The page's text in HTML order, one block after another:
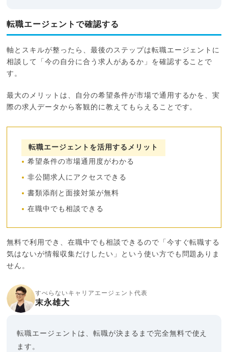
転職エージェントで確認する
軸とスキルが整ったら、最後のステップは転職エージェントに
相談して「今の自分に合う求人があるか」を確認することで
す。
最大のメリットは、自分の希望条件が市場で通用するかを、実
際の求人データから客観的に教えてもらえることです。
転職エージェントを活用するメリット
希望条件の市場通用度がわかる
非公開求人にアクセスできる
書類添削と面接対策が無料
在職中でも相談できる
無料で利用でき、在職中でも相談できるので「今すぐ転職する
気はないが情報収集だけしたい」という使い方でも問題ありま
せん。
すべらないキャリアエージェント代表
末永雄大
転職エージェントは、転職が決まるまで完全無料で使え
ます。